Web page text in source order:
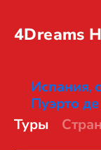
4Dreams
Испания,
Пуэрто
Туры